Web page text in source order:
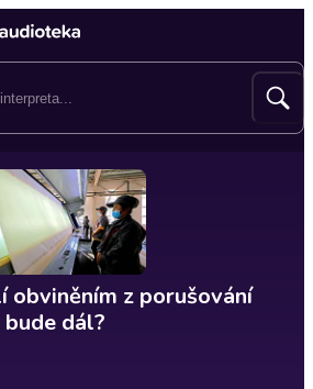
obviněním z porušování
dál?